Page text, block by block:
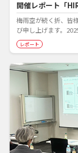
開催レポート「
梅雨空が続く折、皆
び申し上げます。
レポート